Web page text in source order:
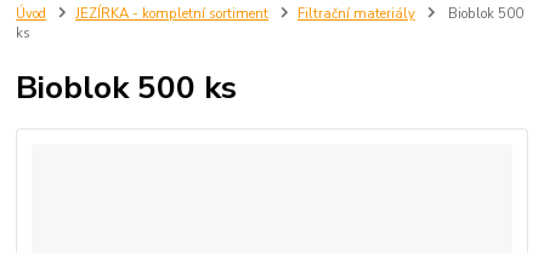
Úvod JEZÍRKA - kompletní sortiment Filtrační materiály
Bioblok 500
ks
Bioblok 500 ks